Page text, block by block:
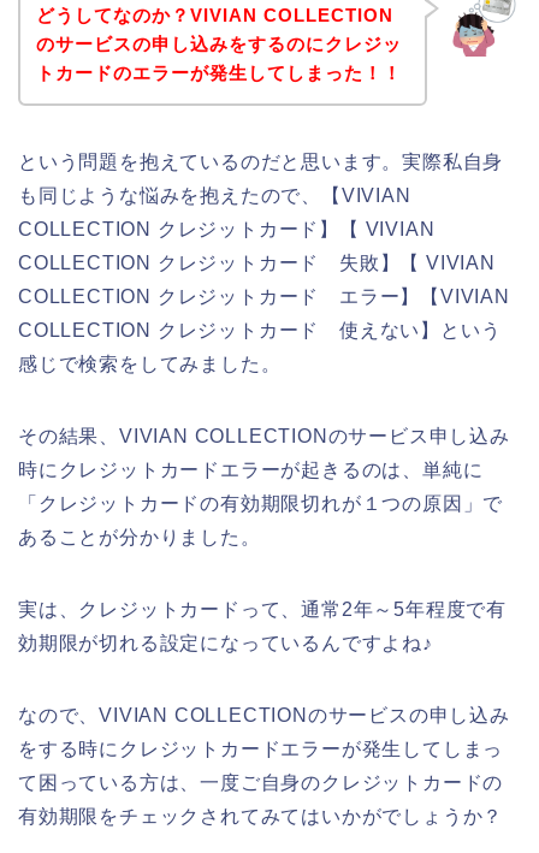
どうしてなのか？VIVIAN COLLECTION
のサービスの申し込みをするのにクレジッ
トカードのエラーが発生してしまった！！
という問題を抱えているのだと思います。実際私自身
も同じような悩みを抱えたので、【VIVIAN
COLLECTION クレジットカード】【 VIVIAN
COLLECTION クレジットカード 失敗】【 VIVIAN
COLLECTION クレジットカード エラー】【VIVIAN
COLLECTION クレジットカード 使えない】という
感じで検索をしてみました。
その結果、VIVIAN COLLECTIONのサービス申し込み
時にクレジットカードエラーが起きるのは、単純に
「クレジットカードの有効期限切れが１つの原因」で
あることが分かりました。
実は、クレジットカードって、通常2年～5年程度で有
効期限が切れる設定になっているんですよね♪
なので、VIVIAN COLLECTIONのサービスの申し込み
をする時にクレジットカードエラーが発生してしまっ
て困っている方は、一度ご自身のクレジットカードの
有効期限をチェックされてみてはいかがでしょうか？